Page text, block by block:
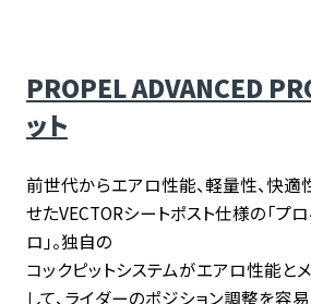
PROPEL ADVANCED
ット
前世代からエアロ性能、軽量性、快適
せたVECTORシートポスト仕様の「プ
ロ」。独自の
コックピットシステムがエアロ性能と
して、ライダーのポジション調整を容